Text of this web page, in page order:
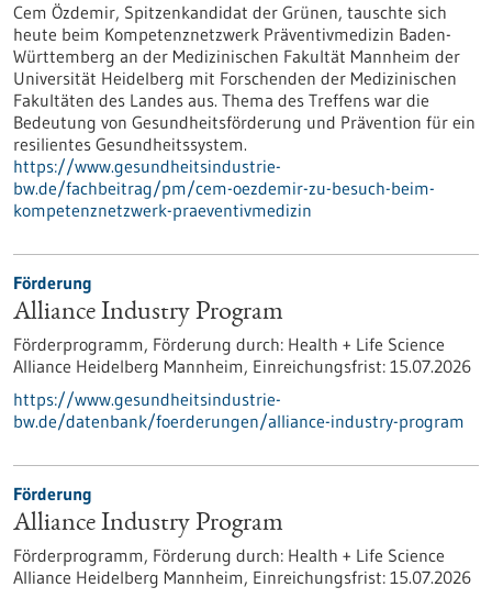
Cem Özdemir, Spitzenkandidat der Grünen, tauschte sich
heute beim Kompetenznetzwerk Präventivmedizin Baden-
Württemberg an der Medizinischen Fakultät Mannheim der
Universität Heidelberg mit Forschenden der Medizinischen
Fakultäten des Landes aus. Thema des Treffens war die
Bedeutung von Gesundheitsförderung und Prävention für ein
resilientes Gesundheitssystem.
https://www.gesundheitsindustrie-
bw.de/fachbeitrag/pm/cem-oezdemir-zu-besuch-beim-
kompetenznetzwerk-praeventivmedizin
Förderung
Alliance Industry Program
Förderprogramm, Förderung durch: Health + Life Science
Alliance Heidelberg Mannheim, Einreichungsfrist: 15.07.2026
https://www.gesundheitsindustrie-
bw.de/datenbank/foerderungen/alliance-industry-program
Förderung
Alliance Industry Program
Förderprogramm, Förderung durch: Health + Life Science
Alliance Heidelberg Mannheim, Einreichungsfrist: 15.07.2026